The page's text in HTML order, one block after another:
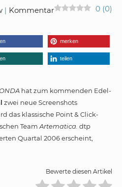
0 (0)
Kommentar
merken
teilen
hat zum kommenden Edel-
zwei neue Screenshots
das klassische Point & Click-
Team Artematica. dtp
Quartal 2006 erscheint,
Bewerte diesen Artikel